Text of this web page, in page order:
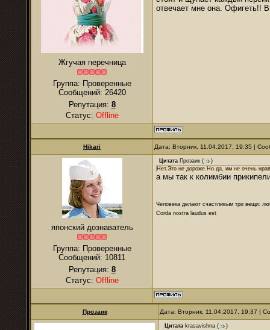
Жгучая перечница
Группа: Проверенные
Сообщений: 26420
Репутация: 8
Статус: Offline
отвечает мне она. Офигеть!!
Hikari Дата: Вторник, 11.04.2017, 19:35 |
японский дознаватель
Группа: Проверенные
Сообщений: 10811
Репутация: 8
Статус: Offline
Цитата Прозаик (
)
Нет.Это не дороже.Но да, им не очень
а мы так к колимбии
Человека делают счастливым три вещи:
Corda nostra laudus est
Прозаик Дата: Вторник, 11.04.2017, 19:37 |
Цитата krasavishna (
)